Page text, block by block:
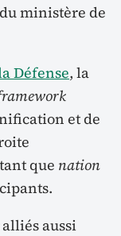
ministère de
Défense, la
et de
que nation
aussi